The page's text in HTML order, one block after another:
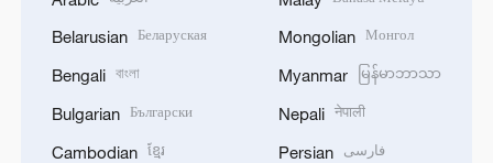
Belarusian Беларуская
Bengali বাংলা
Bulgarian Български
Cambodian ខ្មែរ
Mongolian Монгол
Myanmar မြန်မာဘာသာ
Nepali नेपाली
Persian فارسی